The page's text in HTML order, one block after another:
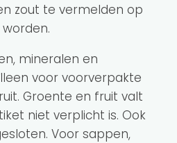
zout te vermelden op
mineralen en
voor voorverpakte
Groente en fruit valt
niet verplicht is. Ook
Voor sappen,